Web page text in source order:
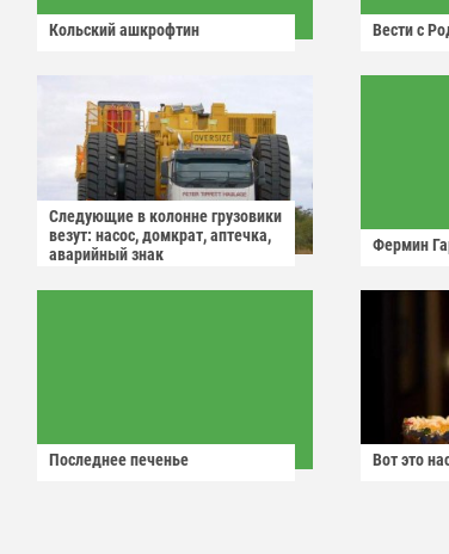
Кольский ашкрофтин Вести с
Следующие в колонне грузовики
везут: насос, домкрат, аптечка,
аварийный знак
Фермин
Последнее печенье Вот это